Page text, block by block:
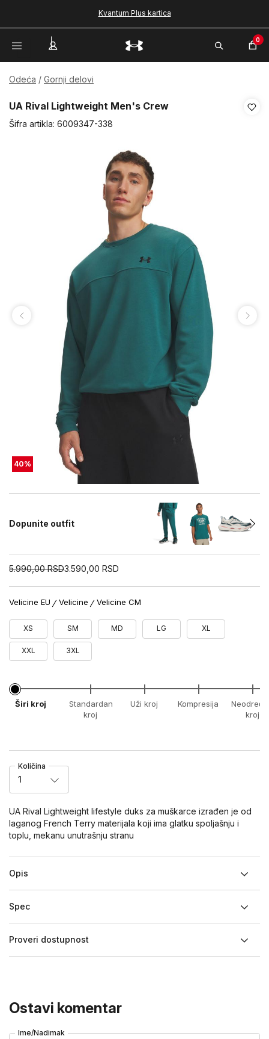
Kvantum Plus kartica
0
Odeća Gornji delovi
UA Rival Lightweight Men's Crew
Šifra artikla: 6009347-338
40%
Dopunite outfit
5.990,00 RSD3.590,00 RSD
Velicine EU Velicine Velicine CM
XS SM MD LG XL
XXL 3XL
Širi kroj
Standardan
kroj
Uži kroj Kompresija
kroj
Količina
1
UA Rival Lightweight lifestyle duks za muškarce izrađen je od
laganog French Terry materijala koji ima glatku spoljašnju i
toplu, mekanu unutrašnju stranu
Opis
Spec
Proveri dostupnost
Ostavi komentar
Ime/Nadimak